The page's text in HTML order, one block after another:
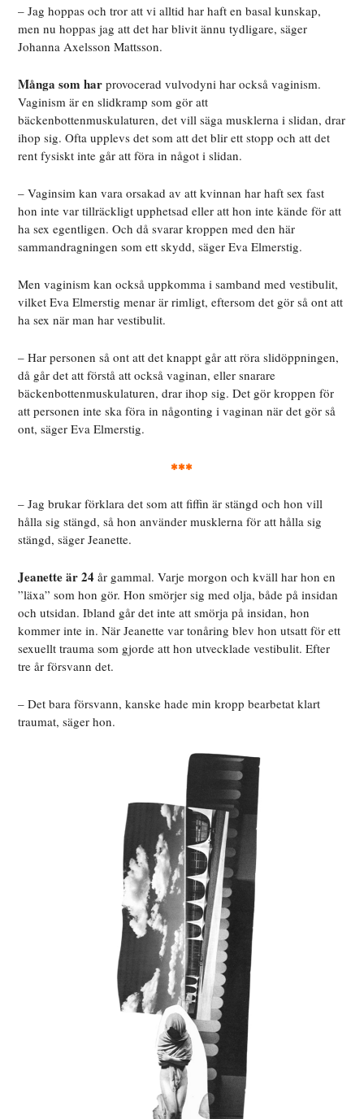
– Jag hoppas och tror att vi alltid har haft en basal kunskap,
men nu hoppas jag att det har blivit ännu tydligare, säger
Johanna Axelsson Mattsson.
Många som harprovocerad vulvodyni har också vaginism.
Vaginism är en slidkramp som gör att
bäckenbottenmuskulaturen, det vill säga musklerna i slidan, drar
ihop sig. Ofta upplevs det som att det blir ett stopp och att det
rent fysiskt inte går att föra in något i slidan.
– Vaginsim kan vara orsakad av att kvinnan har haft sex fast
hon inte var tillräckligt upphetsad eller att hon inte kände för att
ha sex egentligen. Och då svarar kroppen med den här
sammandragningen som ett skydd, säger Eva Elmerstig.
Men vaginism kanockså uppkomma i samband med vestibulit,
vilket Eva Elmerstig menar är rimligt, eftersom det gör så ont att
ha sex när man har vestibulit.
– Har personen så ont att det knappt går att röra slidöppningen,
då går det att förstå att också vaginan, eller snarare
bäckenbottenmuskulaturen, drar ihop sig. Det gör kroppen för
att personen inte ska föra in någonting i vaginan när det gör så
ont, säger Eva Elmerstig.
***
– Jag brukar förklara det som att fiffin är stängd och hon vill
hålla sig stängd, så hon använder musklerna för att hålla sig
stängd, säger Jeanette.
Jeanette är 24år gammal. Varje morgon och kväll har hon en
”läxa” som hon gör. Hon smörjer sig med olja, både på insidan
och utsidan. Ibland går det inte att smörja på insidan, hon
kommer inte in. När Jeanette var tonåring blev hon utsatt för ett
sexuellt trauma som gjorde att hon utvecklade vestibulit. Efter
tre år försvann det.
– Det bara försvann, kanske hade min kropp bearbetat klart
traumat, säger hon.